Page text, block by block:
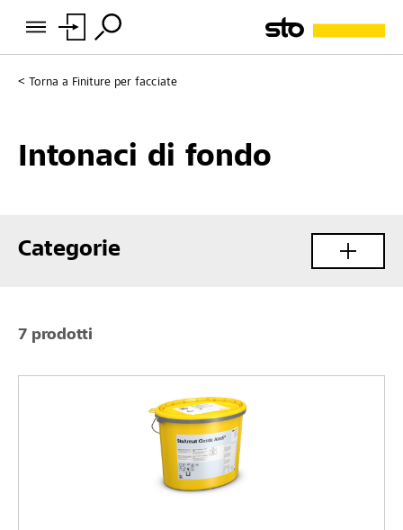
Torna a Finiture per facciate
Intonaci di fondo
Categorie
7 prodotti